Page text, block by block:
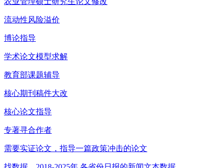
流动性风险溢价
博论指导
学术论文模型求解
教育部课题辅导
核心期刊稿件大改
核心论文指导
专著寻合作者
需要实证论文，指导一篇政策冲击的论文